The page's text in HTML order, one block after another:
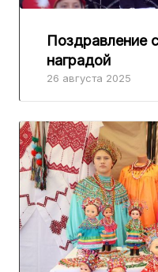
Поздравление
наградой
26 августа 2025